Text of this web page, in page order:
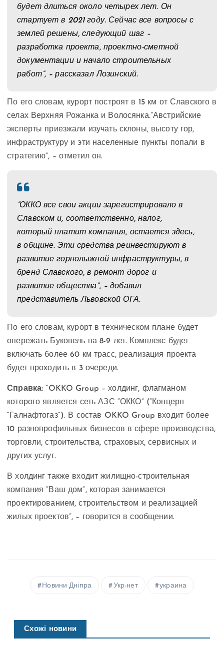
будет длиться около четырех лет. Он
стартует в 2021 году. Сейчас все вопросы с
землей решены, следующий шаг –
разработка проекта, проектно-сметной
документации и начало строительных
работ”, – рассказал Лозинский.
По его словам, курорт построят в 15 км от Славского в
селах Верхняя Рожанка и Волосянка.”Австрийские
эксперты приезжали изучать склоны, высоту гор,
инфраструктуру и эти населенные пункты попали в
стратегию”, – отметил он.
“ОККО все свои акции зарегистрировало в
Славском и, соответственно, налог,
который платит компания, остается здесь,
в общине. Эти средства реинвестируют в
развитие горнолыжной инфраструктуры, в
бренд Славского, в ремонт дорог и
развитие общества”, – добавил
представитель Львовской ОГА.
По его словам, курорт в техническом плане будет
опережать Буковель на 8-9 лет. Комплекс будет
включать более 60 км трасс, реализация проекта
будет проходить в 3 очереди.
Справка: “OKKO Group – холдинг, флагманом
которого является сеть АЗС “ОККО” (“Концерн
“Галнафтогаз”). В состав OKKO Group входит более
10 разнопрофильных бизнесов в сфере производства,
торговли, строительства, страховых, сервисных и
других услуг.
В холдинг также входит жилищно-строительная
компания “Ваш дом”, которая занимается
проектированием, строительством и реализацией
жилых проектов”, – говорится в сообщении.
Новини Дніпра Укр-нет украина
Схожі новини